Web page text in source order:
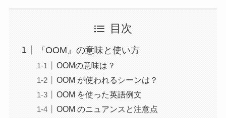
目次
『OOM』の意味と使い方
OOMの意味は？
OOM が使われるシーンは？
OOM を使った英語例文
OOM のニュアンスと注意点